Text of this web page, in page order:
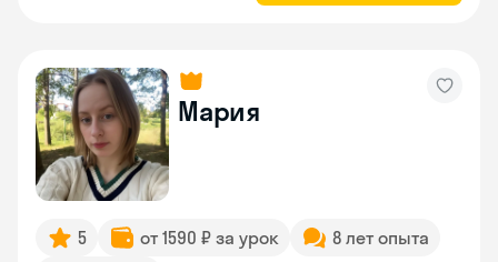
Мария
5 от 1590 ₽ за урок
8 лет опыта